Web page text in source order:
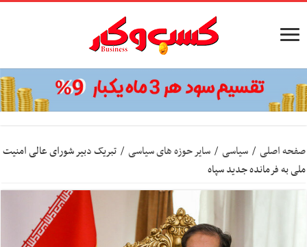
صفحه اصلی / سیاسی / سایر حوزه های سیاسی / تبریک دبیر شورای عالی امنیت
ملی به فرمانده جدید سپاه